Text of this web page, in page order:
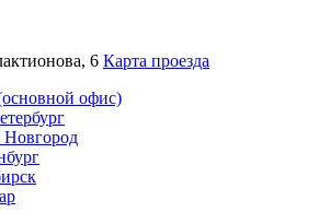
6 Карта проезда
офис)